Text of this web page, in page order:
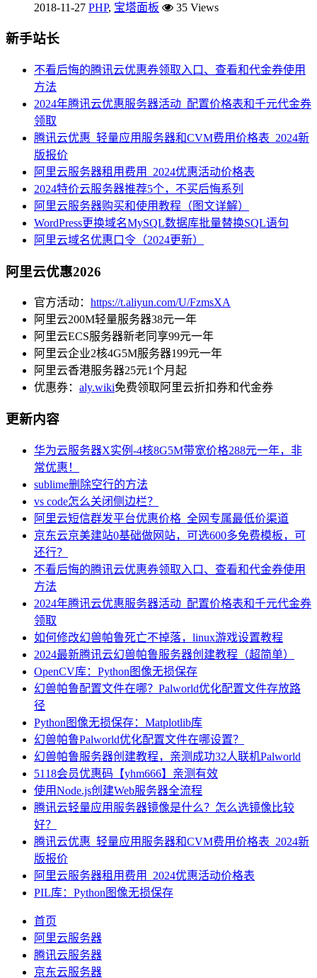
2018-11-27 PHP, 宝塔面板 35 Views
新手站长
不看后悔的腾讯云优惠券领取入口、查看和代金券使用
方法
2024年腾讯云优惠服务器活动_配置价格表和千元代金券
领取
腾讯云优惠_轻量应用服务器和CVM费用价格表_2024新
版报价
阿里云服务器租用费用_2024优惠活动价格表
2024特价云服务器推荐5个，不买后悔系列
阿里云服务器购买和使用教程（图文详解）
WordPress更换域名MySQL数据库批量替换SQL语句
阿里云域名优惠口令（2024更新）
阿里云优惠2026
官方活动： https://t.aliyun.com/U/FzmsXA
阿里云200M轻量服务器38元一年
阿里云ECS服务器新老同享99元一年
阿里云企业2核4G5M服务器199元一年
阿里云香港服务器25元1个月起
优惠券： aly.wiki免费领取阿里云折扣券和代金券
更新内容
华为云服务器X实例-4核8G5M带宽价格288元一年，非
常优惠！
sublime删除空行的方法
vs code怎么关闭侧边栏？
阿里云短信群发平台优惠价格_全网专属最低价渠道
京东云京美建站0基础做网站，可选600多免费模板，可
还行？
不看后悔的腾讯云优惠券领取入口、查看和代金券使用
方法
2024年腾讯云优惠服务器活动_配置价格表和千元代金券
领取
如何修改幻兽帕鲁死亡不掉落，linux游戏设置教程
2024最新腾讯云幻兽帕鲁服务器创建教程（超简单）
OpenCV库：Python图像无损保存
幻兽帕鲁配置文件在哪？Palworld优化配置文件存放路
径
Python图像无损保存：Matplotlib库
幻兽帕鲁Palworld优化配置文件在哪设置？
幻兽帕鲁服务器创建教程，亲测成功32人联机Palworld
5118会员优惠码【yhm666】亲测有效
使用Node.js创建Web服务器全流程
腾讯云轻量应用服务器镜像是什么？怎么选镜像比较
好？
腾讯云优惠_轻量应用服务器和CVM费用价格表_2024新
版报价
阿里云服务器租用费用_2024优惠活动价格表
PIL库：Python图像无损保存
首页
阿里云服务器
腾讯云服务器
京东云服务器